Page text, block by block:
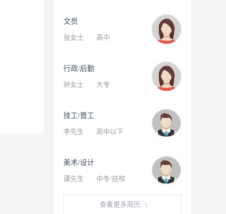
文员
张女士 · 高中
行政/后勤
钟女士 · 大专
技工/普工
李先生 · 高中以下
美术/设计
谭先生 · 中专/技校
查看更多简历